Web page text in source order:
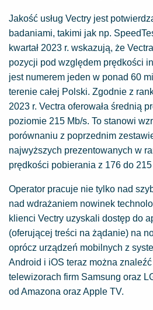
Jakość usług Vectry jest
badaniami, takimi jak np.
kwartał 2023 r. wskazują, że
pozycji pod względem prędkości
jest numerem jeden w ponad 60
terenie całej Polski. Zgodnie z
2023 r. Vectra oferowała średnią
poziomie 215 Mb/s. To stanowi
porównaniu z poprzednim
najwyższych prezentowanych w
prędkości pobierania z 176 do 215
Operator pracuje nie tylko nad
nad wdrażaniem nowinek
klienci Vectry uzyskali dostęp do
(oferującej treści na żądanie) na
oprócz urządzeń mobilnych z
Android i iOS teraz można
telewizorach firm Samsung oraz
od Amazona oraz Apple TV.